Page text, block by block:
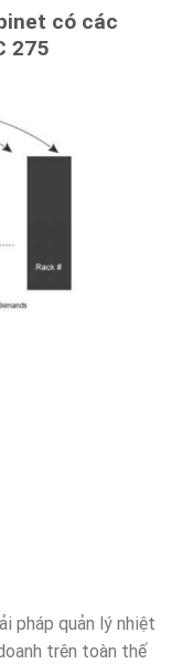
có các
275
pháp quản lý nhiệt
trên toàn thế